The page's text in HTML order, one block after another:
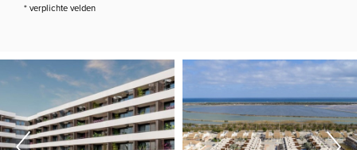
* verplichte velden